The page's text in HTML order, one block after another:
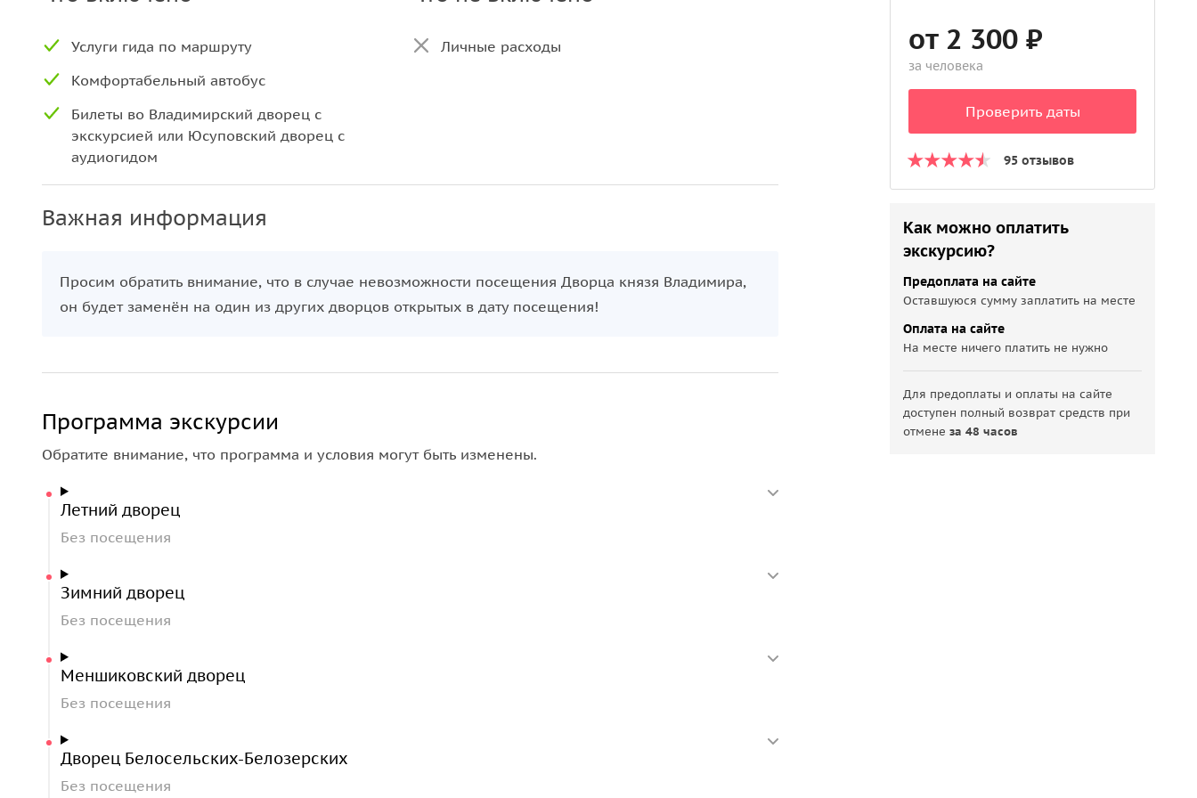
Услуги гида по маршруту
Комфортабельный автобус
Билеты во Владимирский дворец с
экскурсией или Юсуповский дворец с
аудиогидом
Личные расходы
Важная информация
Просим обратить внимание, что в случае невозможности посещения Дворца князя Владимира,
он будет заменён на один из других дворцов открытых в дату посещения!
Программа экскурсии
Обратите внимание, что программа и условия могут быть изменены.
Летний дворец
Без посещения
Зимний дворец
Без посещения
Меншиковский дворец
Без посещения
Дворец Белосельских-Белозерских
Без посещения
от 2 300 ₽
за человека
Проверить даты
95 отзывов
Как можно оплатить
экскурсию?
Предоплата на сайте
Оставшуюся сумму заплатить на месте
Оплата на сайте
На месте ничего платить не нужно
Для предоплаты и оплаты на сайте
доступен полный возврат средств при
отменеза 48 часов